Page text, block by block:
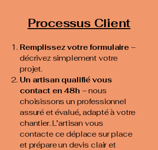
Processus Client
Remplissez votre formulaire–
décrivez simplement votre
projet.
Un artisan qualifié vous
contact en 48h – nous
choisissons un professionnel
assuré et évalué, adapté à votre
chantier. L’artisan vous
contacte ce déplace sur place
et prépare un devis clair et